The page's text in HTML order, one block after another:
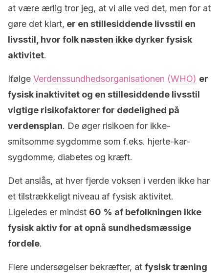
at være ærlig tror jeg, at vi alle ved det, men for at
gøre det klart, er en stillesiddende livsstil en
livsstil, hvor folk næsten ikke dyrker fysisk
aktivitet.
Ifølge Verdenssundhedsorganisationen (WHO) er
fysisk inaktivitet og en stillesiddende livsstil
vigtige risikofaktorer for dødelighed på
verdensplan. De øger risikoen for ikke-
smitsomme sygdomme som f.eks. hjerte-kar-
sygdomme, diabetes og kræft.
Det anslås, at hver fjerde voksen i verden ikke har
et tilstrækkeligt niveau af fysisk aktivitet.
Ligeledes er mindst 60 % af befolkningen ikke
fysisk aktiv for at opnå sundhedsmæssige
fordele.
Flere undersøgelser bekræfter, at fysisk træning